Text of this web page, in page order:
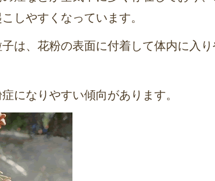
しやすくなっています。
は、花粉の表面に付着して体内に入
になりやすい傾向があります。